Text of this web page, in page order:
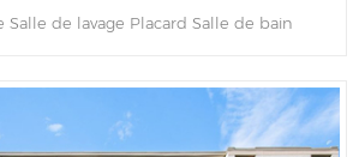
Salle de lavage Placard Salle de bain